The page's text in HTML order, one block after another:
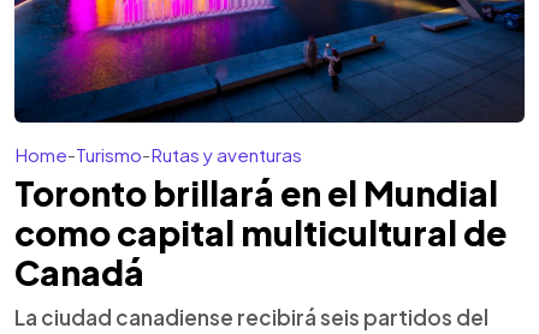
Home-Turismo-Rutas y aventuras
Toronto brillará en el Mundial
como capital multicultural de
Canadá
La ciudad canadiense recibirá seis partidos del